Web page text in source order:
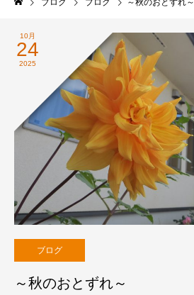
10月
24
2025
ブログ
～秋のおとずれ～